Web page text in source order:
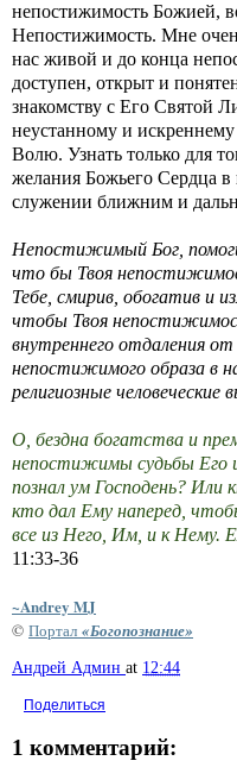
непостижимость Божией,
Непостижимость. Мне
нас живой и до конца
доступен, открыт и
знакомству с Его Святой
неустанному и
Волю. Узнать только для
желания Божьего Сердца
служении ближним и
Непостижимый Бог,
что бы Твоя
Тебе, смирив, обогатив и
чтобы Твоя
внутреннего отдаления от
непостижимого образа в
религиозные человеческие
О, бездна богатства и
непостижимы судьбы Его
познал ум Господень?
кто дал Ему наперед,
все из Него, Им, и к Нему.
11:33-36
~Andrey MJ
© Портал «Богопознание»
Андрей Админ at 12:44
Поделиться
1 комментарий: